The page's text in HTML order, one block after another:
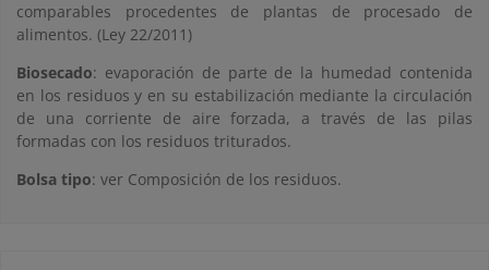
comparables procedentes de plantas de procesado de
alimentos. (Ley 22/2011)
Biosecado: evaporación de parte de la humedad contenida
en los residuos y en su estabilización mediante la circulación
de una corriente de aire forzada, a través de las pilas
formadas con los residuos triturados.
Bolsa tipo: ver Composición de los residuos.